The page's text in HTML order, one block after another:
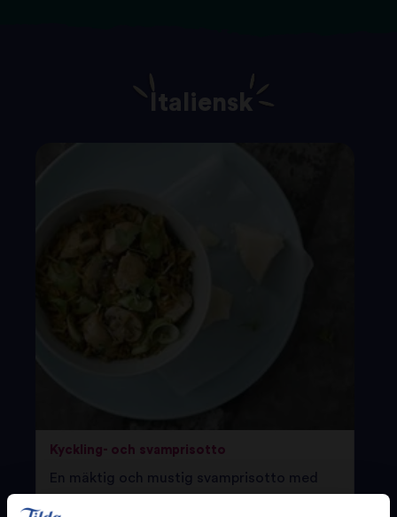
Italiensk
Kyckling- och svamprisotto
En mäktig och mustig svamprisotto med